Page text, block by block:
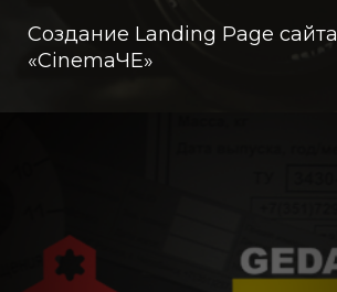
Создание Landing Page сайта
«CinemaЧЕ»